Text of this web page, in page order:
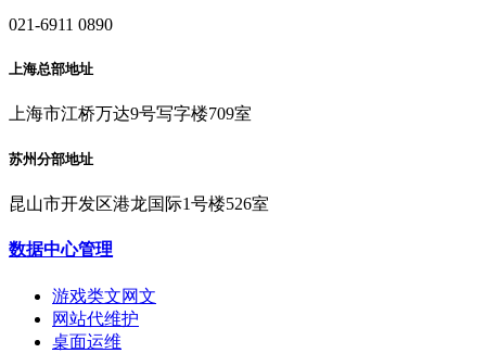
021-6911 0890
上海总部地址
上海市江桥万达9号写字楼709室
苏州分部地址
昆山市开发区港龙国际1号楼526室
数据中心管理
游戏类文网文
网站代维护
桌面运维